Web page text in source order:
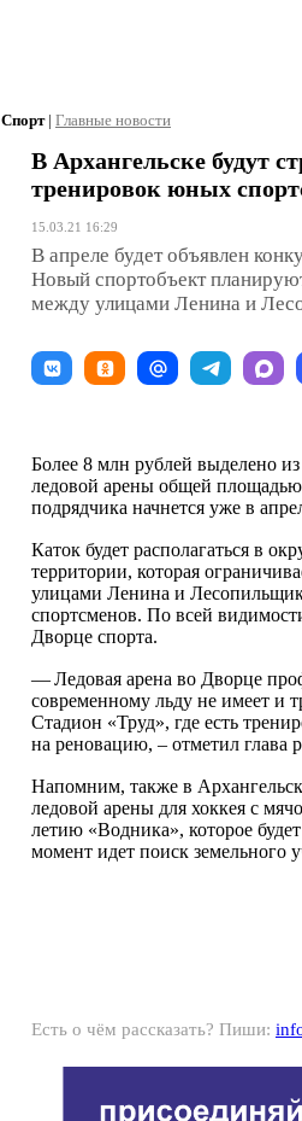
Спорт | Главные новости
В Архангельске будут
тренировок юных
15.03.21 16:29
В апреле будет объявлен
Новый спортобъект
между улицами Ленина и
Более 8 млн рублей выделено
ледовой арены общей
подрядчика начнется уже в
Каток будет располагаться в
территории, которая
улицами Ленина и
спортсменов. По всей
Дворце спорта.
— Ледовая арена во Дворце
современному льду не имеет и
Стадион «Труд», где есть
на реновацию, – отметил глава
Напомним, также в
ледовой арены для хоккея с
летию «Водника», которое
момент идет поиск земельного
Есть о чём рассказать? Пиши: